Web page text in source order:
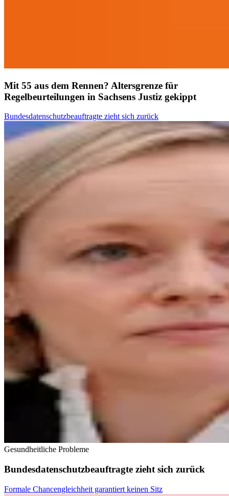
Mit 55 aus dem Rennen? Altersgrenze für
Regelbeurteilungen in Sachsens Justiz gekippt
Bundesdatenschutzbeauftragte zieht sich zurück
Gesundheitliche Probleme
Bundesdatenschutzbeauftragte zieht sich zurück
Formale Chancengleichheit garantiert keinen Sitz